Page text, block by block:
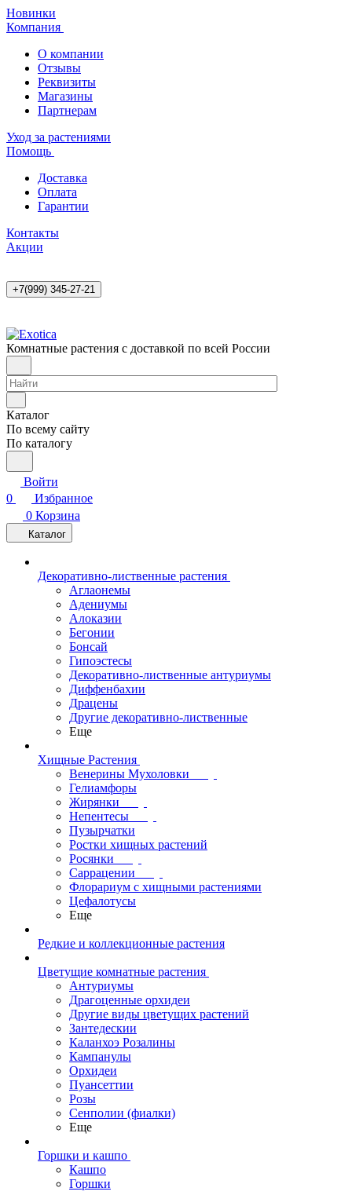
Новинки
Компания
О компании
Отзывы
Реквизиты
Магазины
Партнерам
Уход за растениями
Помощь
Доставка
Оплата
Гарантии
Контакты
Акции
+7(999) 345-27-21
Комнатные растения с доставкой по всей России
Каталог
По всему сайту
По каталогу
Войти
0
Избранное
0 Корзина
Каталог
Декоративно-лиственные растения
Аглаонемы
Адениумы
Алоказии
Бегонии
Бонсай
Гипоэстесы
Декоративно-лиственные антуриумы
Диффенбахии
Драцены
Другие декоративно-лиственные
Еще
Хищные Растения
Венерины Мухоловки
Гелиамфоры
Жирянки
Непентесы
Пузырчатки
Ростки хищных растений
Росянки
Саррацении
Флорариум с хищными растениями
Цефалотусы
Еще
Редкие и коллекционные растения
Цветущие комнатные растения
Антуриумы
Драгоценные орхидеи
Другие виды цветущих растений
Зантедескии
Каланхоэ Розалины
Кампанулы
Орхидеи
Пуансеттии
Розы
Сенполии (фиалки)
Еще
Горшки и кашпо
Кашпо
Горшки